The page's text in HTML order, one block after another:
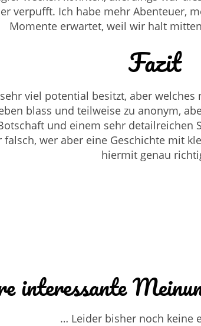
verpufft. Ich habe mehr Abenteuer,
Momente erwartet, weil wir halt
Fazit
viel potential besitzt, aber
blass und teilweise zu anonym,
und einem sehr detailreichen
wer aber eine Geschichte mit
hiermit genau
interessante
… Leider bisher noch keine